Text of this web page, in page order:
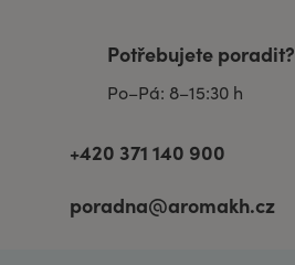
Potřebujete poradit?
Po–Pá: 8–15:30 h
+420 371 140 900
poradna@aromakh.cz